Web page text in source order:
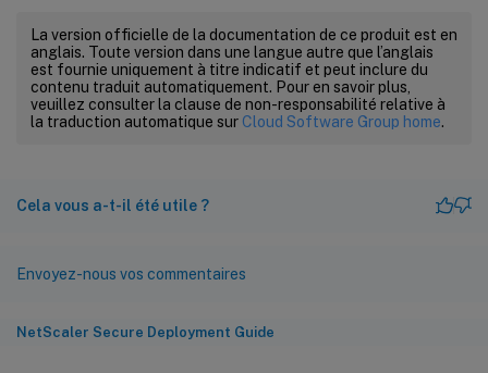
La version officielle de la documentation de ce produit est en
anglais. Toute version dans une langue autre que l’anglais
est fournie uniquement à titre indicatif et peut inclure du
contenu traduit automatiquement. Pour en savoir plus,
veuillez consulter la clause de non-responsabilité relative à
la traduction automatique sur Cloud Software Group home.
Cela vous a-t-il été utile ?
Envoyez-nous vos commentaires
NetScaler Secure Deployment Guide